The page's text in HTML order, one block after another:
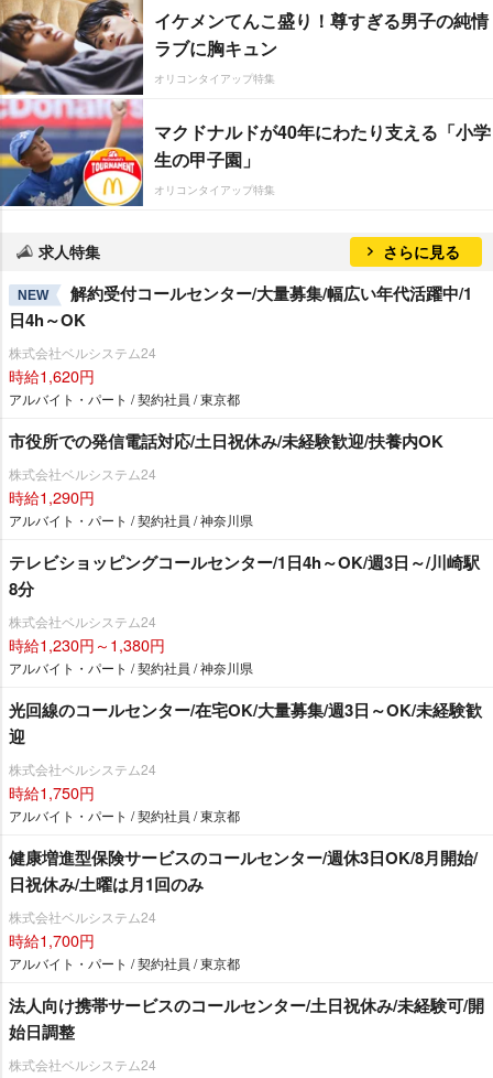
イケメンてんこ盛り！尊すぎる男子の純情
ラブに胸キュン
オリコンタイアップ特集
マクドナルドが40年にわたり支える「小学
生の甲子園」
オリコンタイアップ特集
求人特集 さらに見る
NEW
解約受付コールセンター/大量募集/幅広い年代活躍中/1
日4h～OK
株式会社ベルシステム24
時給1,620円
アルバイト・パート / 契約社員 / 東京都
市役所での発信電話対応/土日祝休み/未経験歓迎/扶養内OK
株式会社ベルシステム24
時給1,290円
アルバイト・パート / 契約社員 / 神奈川県
テレビショッピングコールセンター/1日4h～OK/週3日～/川崎駅
8分
株式会社ベルシステム24
時給1,230円～1,380円
アルバイト・パート / 契約社員 / 神奈川県
光回線のコールセンター/在宅OK/大量募集/週3日～OK/未経験歓
迎
株式会社ベルシステム24
時給1,750円
アルバイト・パート / 契約社員 / 東京都
健康増進型保険サービスのコールセンター/週休3日OK/8月開始/
日祝休み/土曜は月1回のみ
株式会社ベルシステム24
時給1,700円
アルバイト・パート / 契約社員 / 東京都
法人向け携帯サービスのコールセンター/土日祝休み/未経験可/開
始日調整
株式会社ベルシステム24